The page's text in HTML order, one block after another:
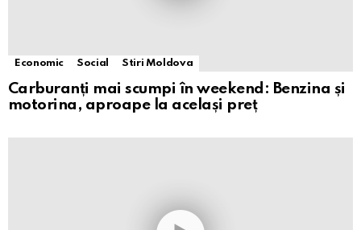
Economic Social Stiri Moldova
Carburanți mai scumpi în weekend: Benzina și
motorina, aproape la același preț